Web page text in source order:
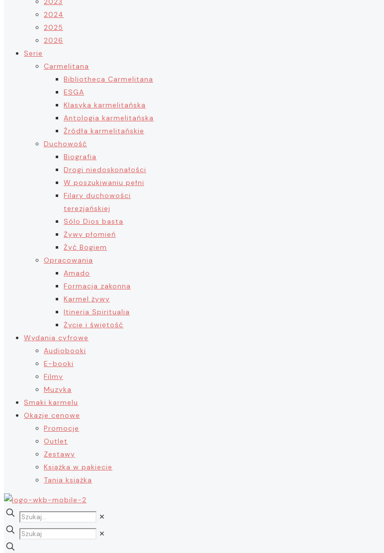
2024
2025
2026
Serie
Carmelitana
Bibliotheca Carmelitana
ESGA
Klasyka karmelitańska
Antologia karmelitańska
Źródła karmelitańskie
Duchowość
Biografia
Drogi niedoskonałości
W poszukiwaniu pełni
Filary duchowości
terezjańskiej
Sólo Dios basta
Żywy płomień
Żyć Bogiem
Opracowania
Amado
Formacja zakonna
Karmel żywy
Itineria Spiritualia
Życie i świętość
Wydania cyfrowe
Audiobooki
E-booki
Filmy
Muzyka
Smaki karmelu
Okazje cenowe
Promocje
Outlet
Zestawy
Książka w pakiecie
Tania książka
✕
✕